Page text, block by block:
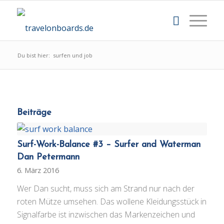
Du bist hier: surfen und job
Beiträge
Surf-Work-Balance #3 – Surfer and Waterman
Dan Petermann
6. März 2016
Wer Dan sucht, muss sich am Strand nur nach der
roten Mütze umsehen. Das wollene Kleidungsstück in
Signalfarbe ist inzwischen das Markenzeichen und